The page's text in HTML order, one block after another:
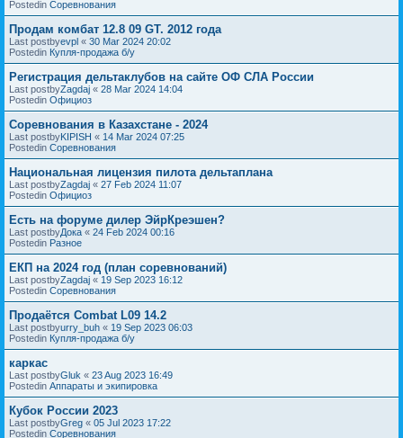
Postedin Соревнования
Продам комбат 12.8 09 GT. 2012 года
Last postbyevpl « 30 Mar 2024 20:02
Postedin Купля-продажа б/у
Регистрация дельтаклубов на сайте ОФ СЛА России
Last postbyZagdaj « 28 Mar 2024 14:04
Postedin Официоз
Соревнования в Казахстане - 2024
Last postbyKIPISH « 14 Mar 2024 07:25
Postedin Соревнования
Национальная лицензия пилота дельтаплана
Last postbyZagdaj « 27 Feb 2024 11:07
Postedin Официоз
Есть на форуме дилер ЭйрКреэшен?
Last postbyДока « 24 Feb 2024 00:16
Postedin Разное
ЕКП на 2024 год (план соревнований)
Last postbyZagdaj « 19 Sep 2023 16:12
Postedin Соревнования
Продаётся Combat L09 14.2
Last postbyurry_buh « 19 Sep 2023 06:03
Postedin Купля-продажа б/у
каркас
Last postbyGluk « 23 Aug 2023 16:49
Postedin Аппараты и экипировка
Кубок России 2023
Last postbyGreg « 05 Jul 2023 17:22
Postedin Соревнования